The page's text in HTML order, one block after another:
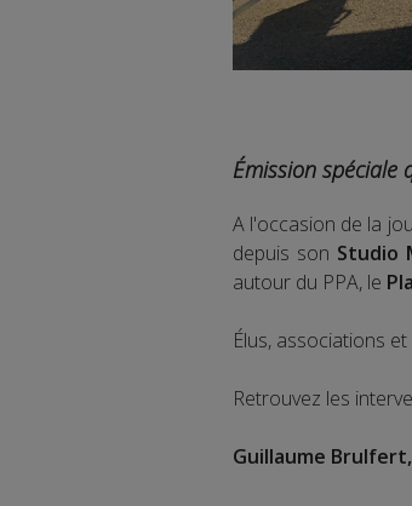
Émission spéciale
A l'occasion de la
depuis son Studio
autour du PPA, le
Élus, associations
Retrouvez les
Guillaume